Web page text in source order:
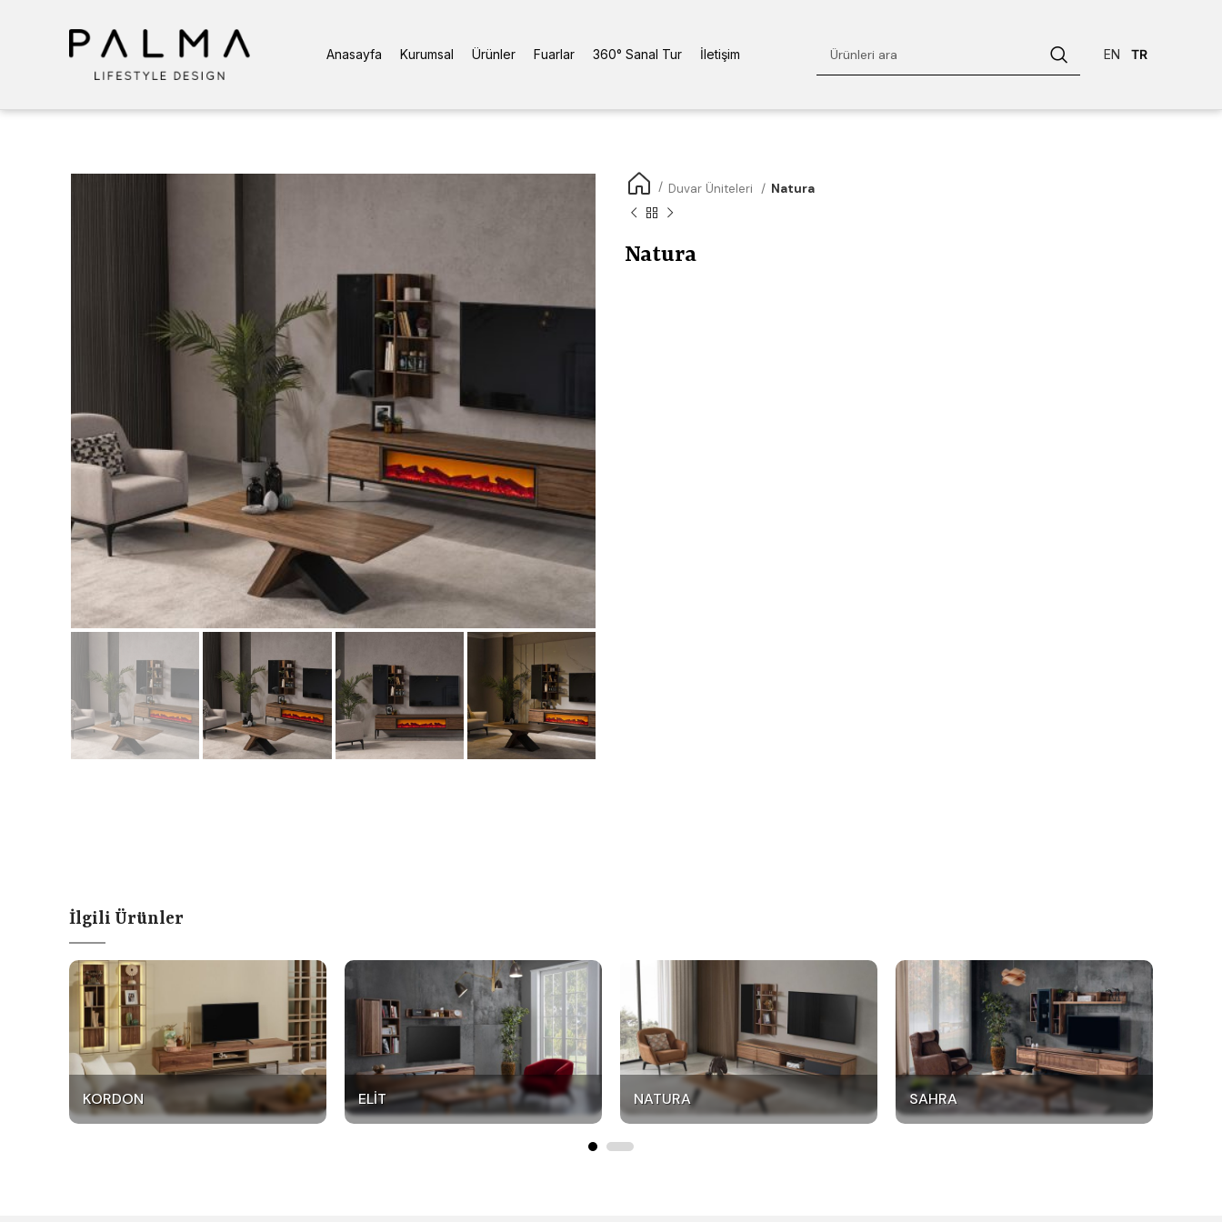
Anasayfa Kurumsal Ürünler Fuarlar 360° Sanal Tur İletişim EN TR
Duvar Üniteleri Natura
Natura
İlgili Ürünler
KORDON ELIT NATURA SAHRA